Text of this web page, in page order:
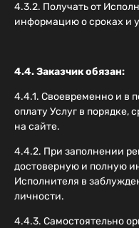
4.3.2. Получать от
информацию о сроках и
4.4. Заказчик обязан:
4.4.1. Своевременно и в
оплату Услуг в порядке,
на сайте.
4.4.2. При заполнении
достоверную и полную
Исполнителя в
личности.
4.4.3. Самостоятельно